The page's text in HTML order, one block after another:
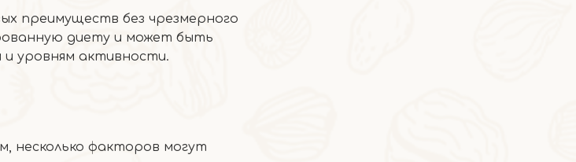
преимуществ без чрезмерного
диету и может быть
уровням активности.
несколько факторов могут